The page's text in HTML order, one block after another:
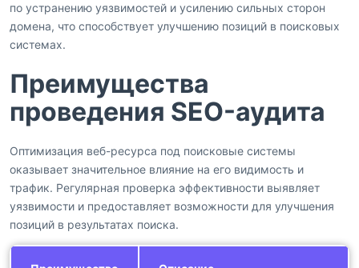
по устранению уязвимостей и усилению сильных сторон
домена, что способствует улучшению позиций в поисковых
системах.
Преимущества
проведения SEO-аудита
Оптимизация веб-ресурса под поисковые системы
оказывает значительное влияние на его видимость и
трафик. Регулярная проверка эффективности выявляет
уязвимости и предоставляет возможности для улучшения
позиций в результатах поиска.